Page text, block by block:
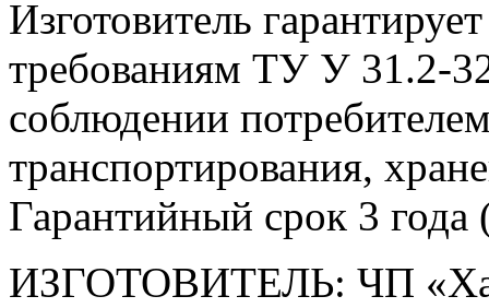
Изготовитель
требованиям ТУ У 31.2-
соблюдении
транспортирования,
Гарантийный срок 3 года
ИЗГОТОВИТЕЛЬ: ЧП